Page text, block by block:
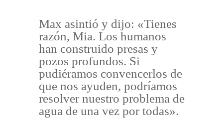
Max asintió y dijo: «Tienes
razón, Mia. Los humanos
han construido presas y
pozos profundos. Si
pudiéramos convencerlos de
que nos ayuden, podríamos
resolver nuestro problema de
agua de una vez por todas».